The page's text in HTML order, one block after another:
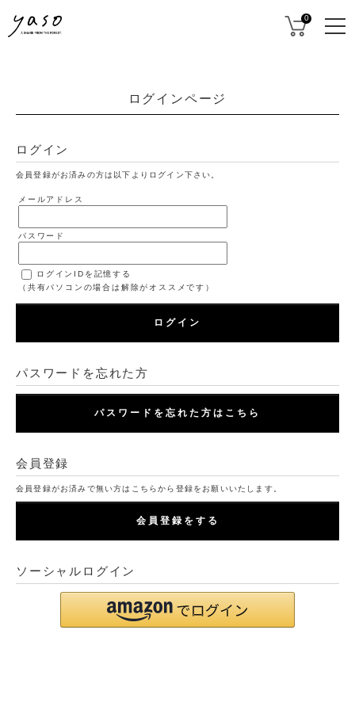
0
ログインページ
ログイン
会員登録がお済みの方は以下よりログイン下さい。
メールアドレス
パスワード
ログインIDを記憶する
（共有パソコンの場合は解除がオススメです）
ログイン
パスワードを忘れた方
パスワードを忘れた方はこちら
会員登録
会員登録がお済みで無い方はこちらから登録をお願いいたします。
会員登録をする
ソーシャルログイン